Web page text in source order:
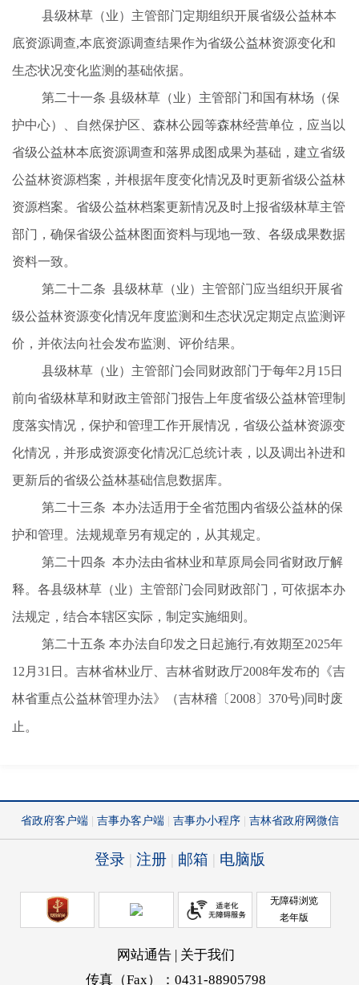
县级林草（业） 主管部门定期组织开展省级公益林本
底资源调查,本底资源调查结果作为省级公益林资源变化和
生态状况变化监测的基础依据。
第二十一条 县级林草（业）主管部门和国有林场（保
护中心）、自然保护区、森林公园等森林经营单位，应当以
省级公益林本底资源调查和落界成图成果为基础，建立省级
公益林资源档案，并根据年度变化情况及时更新省级公益林
资源档案。省级公益林档案更新情况及时上报省级林草主管
部门，确保省级公益林图面资料与现地一致、各级成果数据
资料一致。
第二十二条 县级林草（业）主管部门应当组织开展省
级公益林资源变化情况年度监测和生态状况定期定点监测评
价，并依法向社会发布监测、评价结果。
县级林草（业） 主管部门会同财政部门于每年2月15日
前向省级林草和财政主管部门报告上年度省级公益林管理制
度落实情况，保护和管理工作开展情况，省级公益林资源变
化情况，并形成资源变化情况汇总统计表，以及调出补进和
更新后的省级公益林基础信息数据库。
第二十三条 本办法适用于全省范围内省级公益林的保
护和管理。法规规章另有规定的，从其规定。
第二十四条 本办法由省林业和草原局会同省财政厅解
释。各县级林草（业）主管部门会同财政部门，可依据本办
法规定，结合本辖区实际，制定实施细则。
第二十五条 本办法自印发之日起施行,有效期至2025年
12月31日。吉林省林业厅、吉林省财政厅2008年发布的《吉
林省重点公益林管理办法》（吉林稽 〔 2008〕 370号)同时废
止。